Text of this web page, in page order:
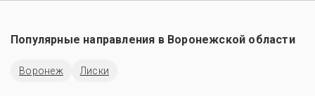
Популярные направления в Воронежской области
Воронеж Лиски